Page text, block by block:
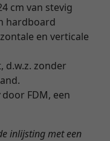
cm van stevig
hardboard
en verticale
d.w.z. zonder
door FDM, een
inlijsting met een